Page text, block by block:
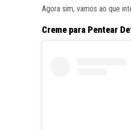
Agora sim, vamos ao que
Creme para Pentear